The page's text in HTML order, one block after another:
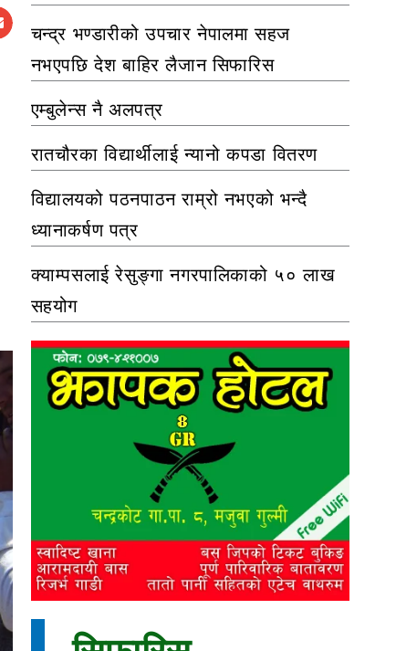
चन्द्र भण्डारीको उपचार नेपालमा सहज
नभएपछि देश बाहिर लैजान सिफारिस
एम्बुलेन्स नै अलपत्र
रातचौरका विद्यार्थीलाई न्यानो कपडा वितरण
विद्यालयको पठनपाठन राम्रो नभएको भन्दै
ध्यानाकर्षण पत्र
क्याम्पसलाई रेसुङ्गा नगरपालिकाको ५० लाख
सहयोग